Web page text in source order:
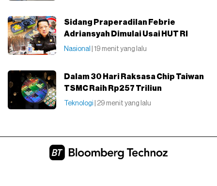
Sidang Praperadilan Febrie
Adriansyah Dimulai Usai HUT RI
Nasional | 19 menit yang lalu
Dalam 30 Hari Raksasa Chip Taiwan
TSMC Raih Rp257 Triliun
Teknologi | 29 menit yang lalu